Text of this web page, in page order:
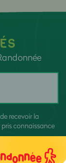
recevoir la
connaissance